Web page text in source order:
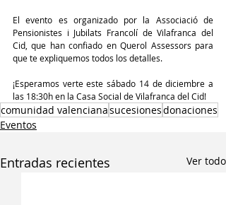
El evento es organizado por la Associació de
Pensionistes i Jubilats Francolí de Vilafranca del
Cid, que han confiado en Querol Assessors para
que te expliquemos todos los detalles.
¡Esperamos verte este sábado 14 de diciembre a
las 18:30h en la Casa Social de Vilafranca del Cid!
comunidad valencianasucesionesdonaciones
Eventos
Entradas recientes Ver todo